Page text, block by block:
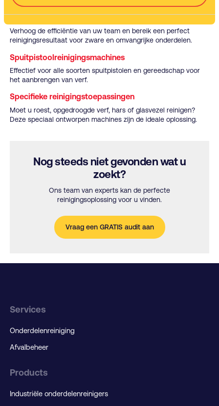
Automatische machines
Verhoog de efficiëntie van uw team en bereik een perfect
reinigingsresultaat voor zware en omvangrijke onderdelen.
Spuitpistoolreinigingsmachines
Effectief voor alle soorten spuitpistolen en gereedschap voor
het aanbrengen van verf.
Specifieke reinigingstoepassingen
Moet u roest, opgedroogde verf, hars of glasvezel reinigen?
Deze speciaal ontworpen machines zijn de ideale oplossing.
Nog steeds niet gevonden wat u
zoekt?
Ons team van experts kan de perfecte
reinigingsoplossing voor u vinden.
Vraag een GRATIS audit aan
Services
Onderdelenreiniging
Afvalbeheer
Products
Industriële onderdelenreinigers